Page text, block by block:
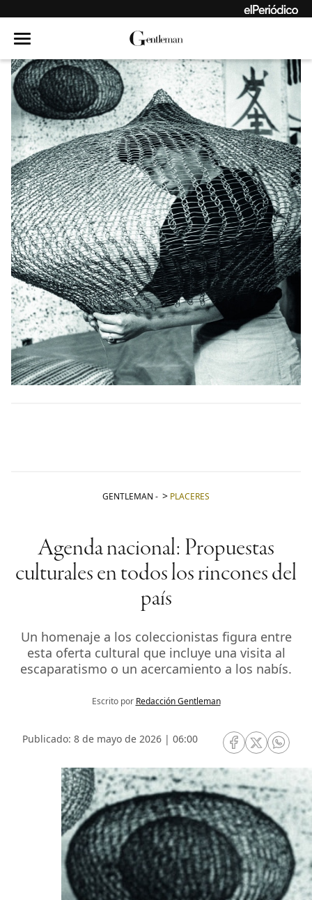
GENTLEMAN - PLACERES
Agenda nacional: Propuestas
culturales en todos los rincones del
país
Un homenaje a los coleccionistas figura entre
esta oferta cultural que incluye una visita al
escaparatismo o un acercamiento a los nabís.
Escrito por Redacción Gentleman
Publicado: 8 de mayo de 2026 | 06:00
RRSS Facebook
RRSSRRSS